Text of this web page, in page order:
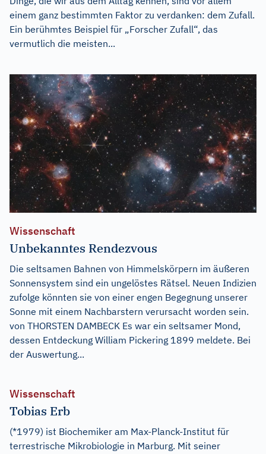
einem ganz bestimmten Faktor zu verdanken: dem Zufall.
Ein berühmtes Beispiel für „Forscher Zufall“, das
vermutlich die meisten...
Wissenschaft
Unbekanntes Rendezvous
Die seltsamen Bahnen von Himmelskörpern im äußeren
Sonnensystem sind ein ungelöstes Rätsel. Neuen Indizien
zufolge könnten sie von einer engen Begegnung unserer
Sonne mit einem Nachbarstern verursacht worden sein.
von THORSTEN DAMBECK Es war ein seltsamer Mond,
dessen Entdeckung William Pickering 1899 meldete. Bei
der Auswertung...
Wissenschaft
Tobias Erb
(*1979) ist Biochemiker am Max-Planck-Institut für
terrestrische Mikrobiologie in Marburg. Mit seiner